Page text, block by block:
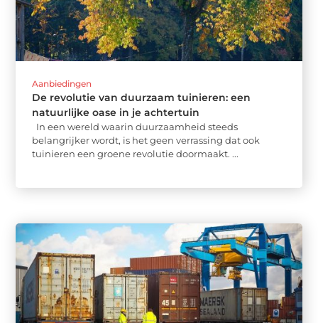
Aanbiedingen
De revolutie van duurzaam tuinieren: een
natuurlijke oase in je achtertuin
In een wereld waarin duurzaamheid steeds
belangrijker wordt, is het geen verrassing dat ook
tuinieren een groene revolutie doormaakt. ...